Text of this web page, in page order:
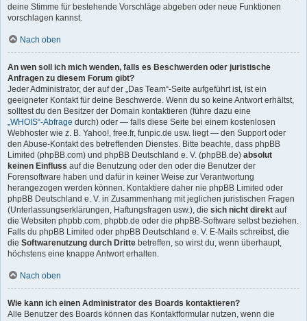
deine Stimme für bestehende Vorschläge abgeben oder neue Funktionen
vorschlagen kannst.
Nach oben
An wen soll ich mich wenden, falls es Beschwerden oder juristische
Anfragen zu diesem Forum gibt?
Jeder Administrator, der auf der „Das Team“-Seite aufgeführt ist, ist ein
geeigneter Kontakt für deine Beschwerde. Wenn du so keine Antwort erhältst,
solltest du den Besitzer der Domain kontaktieren (führe dazu eine
„WHOIS“-Abfrage durch) oder — falls diese Seite bei einem kostenlosen
Webhoster wie z. B. Yahoo!, free.fr, funpic.de usw. liegt — den Support oder
den Abuse-Kontakt des betreffenden Dienstes. Bitte beachte, dass phpBB
Limited (phpBB.com) und phpBB Deutschland e. V. (phpBB.de) absolut
keinen Einfluss auf die Benutzung oder den oder die Benutzer der
Forensoftware haben und dafür in keiner Weise zur Verantwortung
herangezogen werden können. Kontaktiere daher nie phpBB Limited oder
phpBB Deutschland e. V. in Zusammenhang mit jeglichen juristischen Fragen
(Unterlassungserklärungen, Haftungsfragen usw.), die sich nicht direkt auf
die Websiten phpbb.com, phpbb.de oder die phpBB-Software selbst beziehen.
Falls du phpBB Limited oder phpBB Deutschland e. V. E-Mails schreibst, die
die Softwarenutzung durch Dritte betreffen, so wirst du, wenn überhaupt,
höchstens eine knappe Antwort erhalten.
Nach oben
Wie kann ich einen Administrator des Boards kontaktieren?
Alle Benutzer des Boards können das Kontaktformular nutzen, wenn die